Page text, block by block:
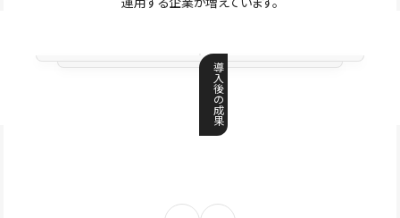
導
入
後
の
成
果